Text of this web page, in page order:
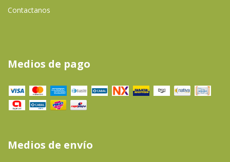
Contactanos
Medios de pago
Medios de envío